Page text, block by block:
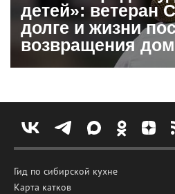
детей»: ветеран
долге и жизни
возвращения
Гид по сибирской кухне
Карта катков